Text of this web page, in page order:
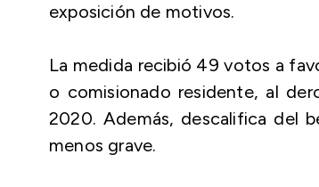
exposición de motivos.
La medida recibió 49 votos a
o comisionado residente, al
2020. Además, descalifica del
menos grave.